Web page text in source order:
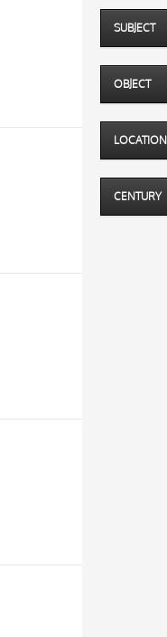
SUBJECT
OBJECT
LOCATION
CENTURY